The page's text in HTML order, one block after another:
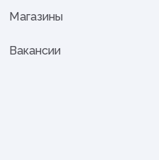
Магазины
Вакансии